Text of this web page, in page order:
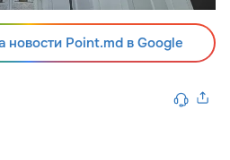
новости Point.md в Google